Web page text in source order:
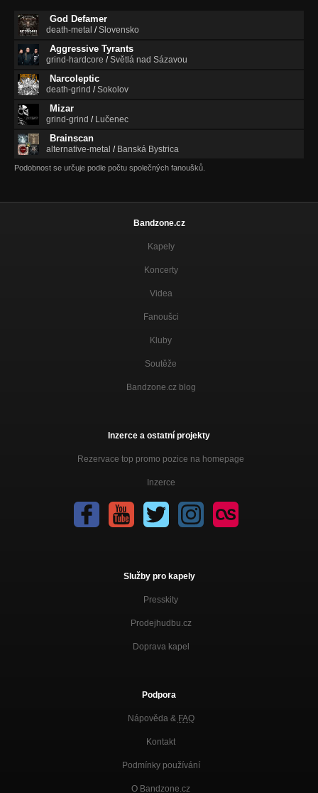
God Defamer
death-metal /Slovensko
Aggressive Tyrants
grind-hardcore /Světlá nad Sázavou
Narcoleptic
death-grind /Sokolov
Mizar
grind-grind / Lučenec
Brainscan
alternative-metal / Banská Bystrica
Podobnost se určuje podle počtu společných fanoušků.
Bandzone.cz
Kapely
Koncerty
Videa
Fanoušci
Kluby
Soutěže
Bandzone.cz blog
Inzerce a ostatní projekty
Rezervace top promo pozice na homepage
Inzerce
Služby pro kapely
Presskity
Prodejhudbu.cz
Doprava kapel
Podpora
Nápověda & FAQ
Kontakt
Podmínky používání
O Bandzone.cz